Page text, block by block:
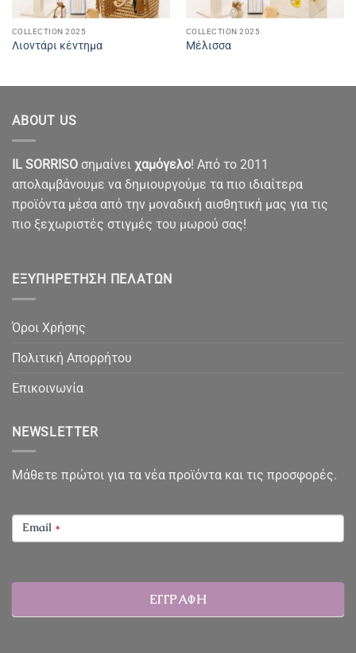
COLLECTION 2025
Λιοντάρι κέντημα
COLLECTION 2025
Μέλισσα
ABOUT US
IL SORRISO σημαίνει χαμόγελο! Από το 2011
απολαμβάνουμε να δημιουργούμε τα πιο ιδιαίτερα
προϊόντα μέσα από την μοναδική αισθητική μας για τις
πιο ξεχωριστές στιγμές του μωρού σας!
ΕΞΥΠΗΡΈΤΗΣΗ ΠΕΛΑΤΏΝ
Όροι Χρήσης
Πολιτική Απορρήτου
Επικοινωνία
NEWSLETTER
Μάθετε πρώτοι για τα νέα προϊόντα και τις προσφορές.
NEWSLETTER
Email *
ΕΓΓΡΑΦΗ